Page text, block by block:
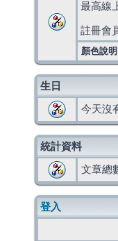
最高線
註冊會
顏色說
生日
今天沒
統計資料
文章總
登入